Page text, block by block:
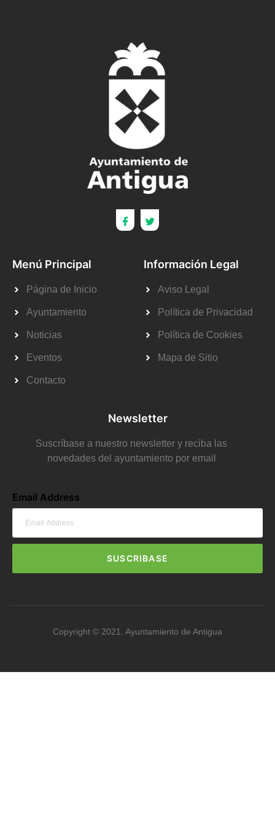
Menú Principal
Página de Inicio
Ayuntamiento
Noticias
Eventos
Contacto
Información Legal
Aviso Legal
Política de Privacidad
Política de Cookies
Mapa de Sitio
Newsletter
Suscríbase a nuestro newsletter y reciba las
novedades del ayuntamiento por email
Email Address
SUSCRIBASE
Copyright © 2021. Ayuntamiento de Antigua